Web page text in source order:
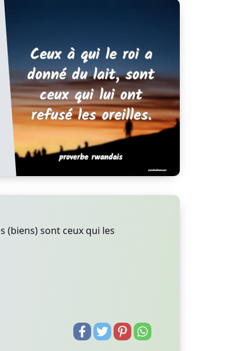
(biens) sont ceux qui les